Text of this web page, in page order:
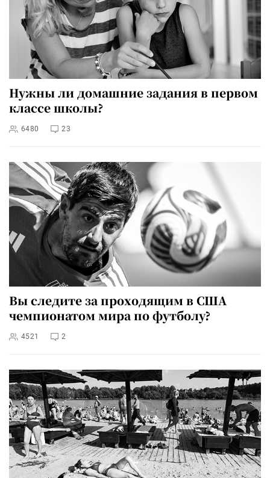
Нужны ли домашние задания в первом
классе школы?
6480 23
Вы следите за проходящим в США
чемпионатом мира по футболу?
4521 2